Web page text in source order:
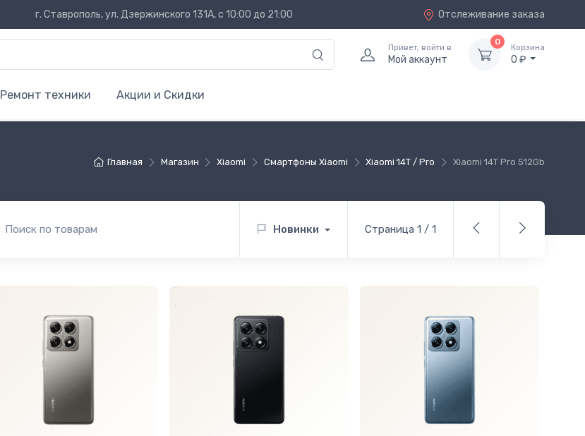
г. Ставрополь, ул. Дзержинского 131А, с 10:00 до 21:00 Отслеживание заказа
Привет, войти в
Мой аккаунт
0
Корзина
0 ₽
Ремонт техники Акции и Скидки
Главная Магазин Xiaomi Смартфоны Xiaomi Xiaomi 14T / Pro Xiaomi 14T Pro 512Gb
Новинки Страница 1 / 1